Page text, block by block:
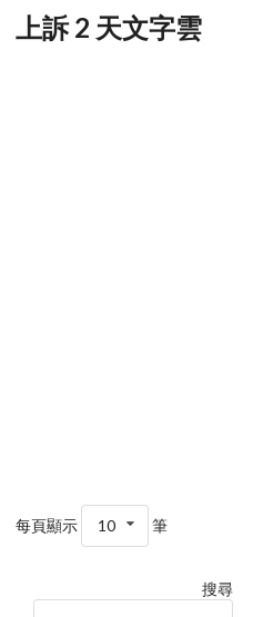
上訴 2 天文字雲
每頁顯示 10 筆
搜尋